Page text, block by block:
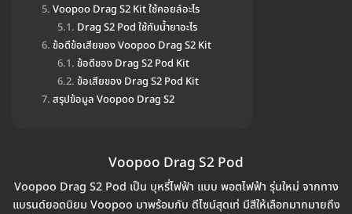
Voopoo Drag S2 Kit ใช้คอยล์อะไร
Drag S2 Pod ใช้กับน้ำยาอะไร
ข้อดีข้อเสียของ Voopoo Drag S2 Kit
ข้อดีของ Drag S2 Pod Kit
ข้อเสียของ Drag S2 Pod Kit
สรุปข้อมูล Voopoo Drag S2
Voopoo Drag S2 Pod
Voopoo Drag S2 Pod เป็น บุหรี่ไฟฟ้า แบบ พอตไฟฟ้า รุ่นใหม่ จากทาง
แบรนด์ยอดนิยม Voopoo มาพร้อมกับ ดีไซน์สุดเท่ มีสีให้เลือกมากมายถึง